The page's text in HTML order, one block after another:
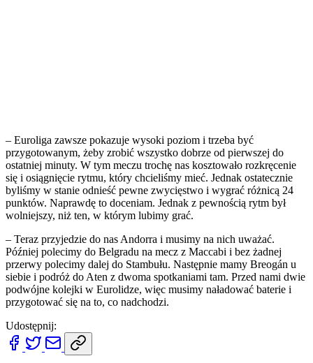
– Euroliga zawsze pokazuje wysoki poziom i trzeba być
przygotowanym, żeby zrobić wszystko dobrze od pierwszej do
ostatniej minuty. W tym meczu trochę nas kosztowało rozkręcenie
się i osiągnięcie rytmu, który chcieliśmy mieć. Jednak ostatecznie
byliśmy w stanie odnieść pewne zwycięstwo i wygrać różnicą 24
punktów. Naprawdę to doceniam. Jednak z pewnością rytm był
wolniejszy, niż ten, w którym lubimy grać.
– Teraz przyjedzie do nas Andorra i musimy na nich uważać.
Później polecimy do Belgradu na mecz z Maccabi i bez żadnej
przerwy polecimy dalej do Stambułu. Następnie mamy Breogán u
siebie i podróż do Aten z dwoma spotkaniami tam. Przed nami dwie
podwójne kolejki w Eurolidze, więc musimy naładować baterie i
przygotować się na to, co nadchodzi.
Udostępnij: